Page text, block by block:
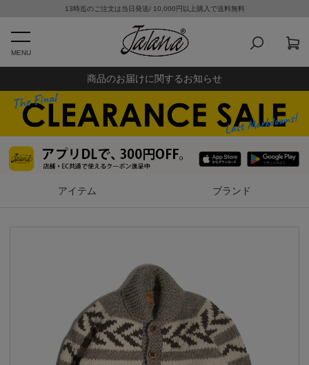
13時迄のご注文は当日発送/ 10,000円以上購入で送料無料
MENU
商品のお届けに関するお知らせ
アイテム ブランド